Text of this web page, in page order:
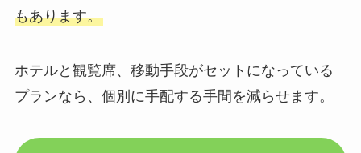
もあります。
ホテルと観覧席、移動手段がセットになっている
プランなら、個別に手配する手間を減らせます。